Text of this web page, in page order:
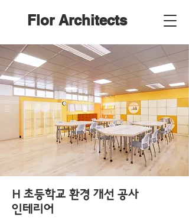
Flor Architects
H 초등학교 환경 개선 공사
인테리어